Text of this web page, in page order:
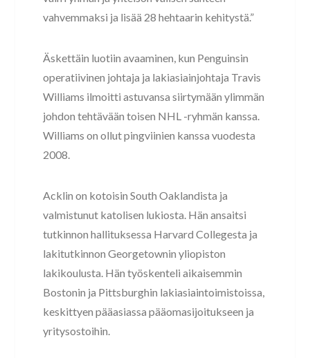
vahvemmaksi ja lisää 28 hehtaarin kehitystä.”
Äskettäin luotiin avaaminen, kun Penguinsin
operatiivinen johtaja ja lakiasiainjohtaja Travis
Williams ilmoitti astuvansa siirtymään ylimmän
johdon tehtävään toisen NHL -ryhmän kanssa.
Williams on ollut pingviinien kanssa vuodesta
2008.
Acklin on kotoisin South Oaklandista ja
valmistunut katolisen lukiosta. Hän ansaitsi
tutkinnon hallituksessa Harvard Collegesta ja
lakitutkinnon Georgetownin yliopiston
lakikoulusta. Hän työskenteli aikaisemmin
Bostonin ja Pittsburghin lakiasiaintoimistoissa,
keskittyen pääasiassa pääomasijoitukseen ja
yritysostoihin.